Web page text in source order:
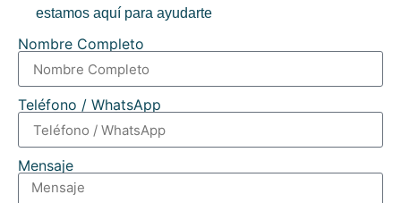
estamos aquí para ayudarte
Nombre Completo
Teléfono / WhatsApp
Mensaje